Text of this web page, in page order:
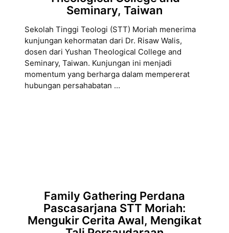
Seminary, Taiwan
Sekolah Tinggi Teologi (STT) Moriah menerima
kunjungan kehormatan dari Dr. Risaw Walis,
dosen dari Yushan Theological College and
Seminary, Taiwan. Kunjungan ini menjadi
momentum yang berharga dalam mempererat
hubungan persahabatan …
Family Gathering Perdana
Pascasarjana STT Moriah:
Mengukir Cerita Awal, Mengikat